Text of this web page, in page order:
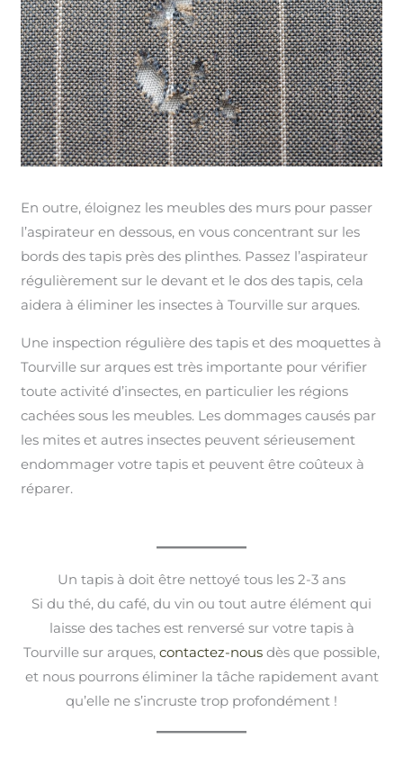
En outre, éloignez les meubles des murs pour passer
l’aspirateur en dessous, en vous concentrant sur les
bords des tapis près des plinthes. Passez l’aspirateur
régulièrement sur le devant et le dos des tapis, cela
aidera à éliminer les insectes à Tourville sur arques.
Une inspection régulière des tapis et des moquettes à
Tourville sur arques est très importante pour vérifier
toute activité d’insectes, en particulier les régions
cachées sous les meubles. Les dommages causés par
les mites et autres insectes peuvent sérieusement
endommager votre tapis et peuvent être coûteux à
réparer.
Un tapis à doit être nettoyé tous les 2-3 ans
Si du thé, du café, du vin ou tout autre élément qui
laisse des taches est renversé sur votre tapis à
Tourville sur arques, contactez-nous dès que possible,
et nous pourrons éliminer la tâche rapidement avant
qu’elle ne s’incruste trop profondément !